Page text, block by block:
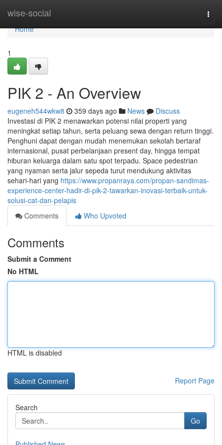
wise-social
Home
Home
1
PIK 2 - An Overview
eugeneh544wkw8 359 days ago News
Discuss
Investasi di PIK 2 menawarkan potensi nilai properti yang
meningkat setiap tahun, serta peluang sewa dengan return tinggi.
Penghuni dapat dengan mudah menemukan sekolah bertaraf
internasional, pusat perbelanjaan present day, hingga tempat
hiburan keluarga dalam satu spot terpadu. Space pedestrian
yang nyaman serta jalur sepeda turut mendukung aktivitas
sehari-hari yang https://www.propanraya.com/propan-sandimas-
experience-center-hadir-di-pik-2-tawarkan-inovasi-terbaik-untuk-
solusi-cat-dan-pelapis
Comments
Who Upvoted
Comments
Submit a Comment
No HTML
HTML is disabled
Report Page
Search
Go